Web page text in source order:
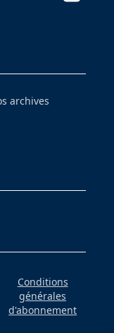
archives
Conditions
générales
d'abonnement